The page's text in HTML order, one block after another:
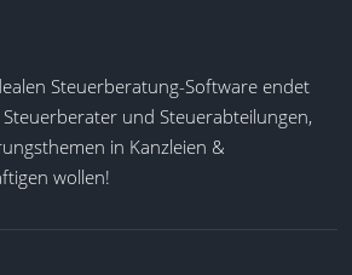
Steuerberatung-Software endet
und Steuerabteilungen,
in Kanzleien &
wollen!